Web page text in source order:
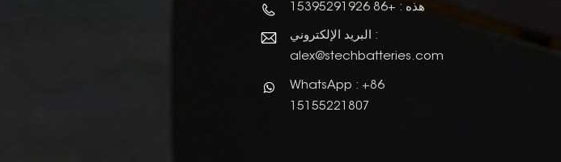
هذه : +86 15395291926
البريد الإلكتروني :
alex@stechbatteries.com
WhatsApp : +86
15155221807